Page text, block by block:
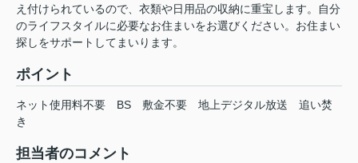
え付けられているので、衣類や日用品の収納に重宝します。自分
のライフスタイルに必要なお住まいをお選びください。お住まい
探しをサポートしてまいります。
ポイント
ネット使用料不要 BS 敷金不要 地上デジタル放送
追い焚
き
担当者のコメント